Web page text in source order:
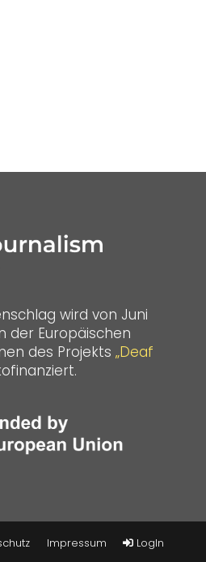
wird von Juni
der Europäischen
des Projekts „Deaf
Impressum LogIn